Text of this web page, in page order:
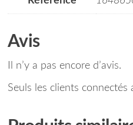
Avis
Il n’y a pas encore d’avis.
Seuls les clients